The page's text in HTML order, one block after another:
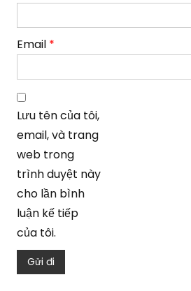
Email *
Lưu tên của tôi,
email, và trang
web trong
trình duyệt này
cho lần bình
luận kế tiếp
của tôi.